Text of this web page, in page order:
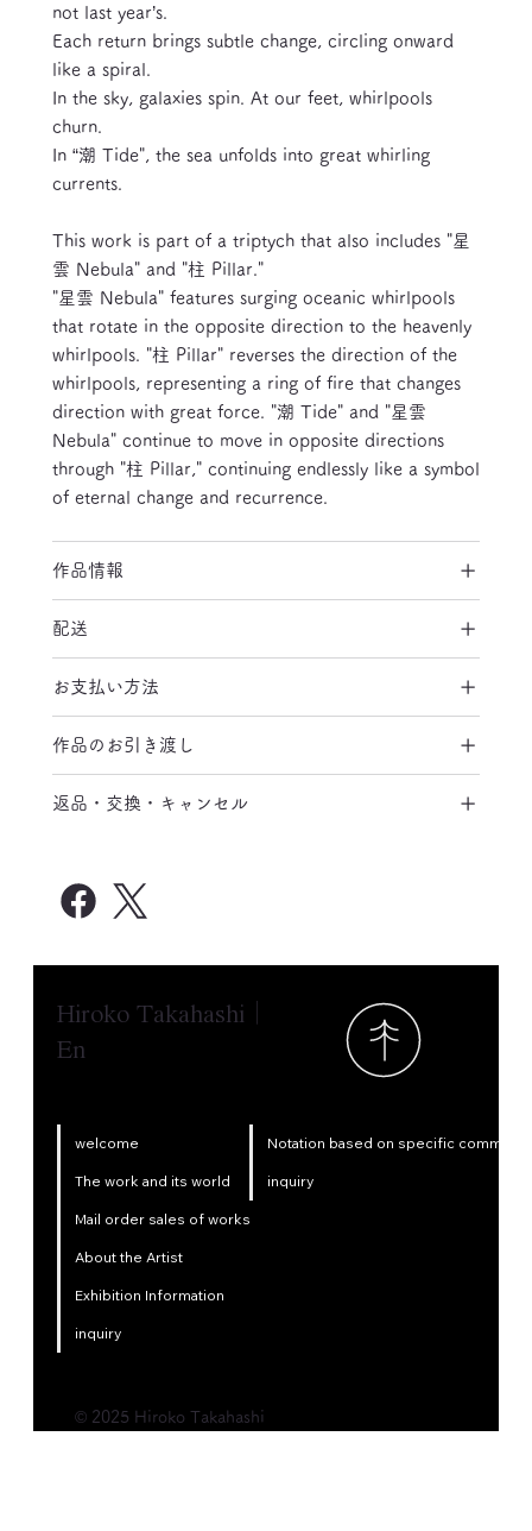
not last year’s.
Each return brings subtle change, circling onward
like a spiral.
In the sky, galaxies spin. At our feet, whirlpools
churn.
In “潮 Tide", the sea unfolds into great whirling
currents.
This work is part of a triptych that also includes "星
雲 Nebula" and "柱 Pillar."
"星雲 Nebula" features surging oceanic whirlpools
that rotate in the opposite direction to the heavenly
whirlpools. "柱 Pillar" reverses the direction of the
whirlpools, representing a ring of fire that changes
direction with great force. "潮 Tide" and "星雲
Nebula" continue to move in opposite directions
through "柱 Pillar," continuing endlessly like a symbol
of eternal change and recurrence.
作品情報
配送
お支払い方法
作品のお引き渡し
返品・交換・キャンセル
© 2025 Hiroko Takahashi
welcome
The work and its world
Mail order sales of works
About the Artist
Exhibition Information
inquiry
Notation based on specific
inquiry
Hiroko Takahashi｜
En